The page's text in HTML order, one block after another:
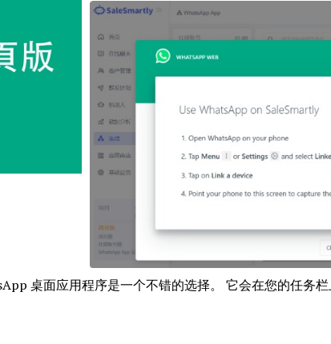
桌面应用程序是一个不错的选择。 它会在您的任务